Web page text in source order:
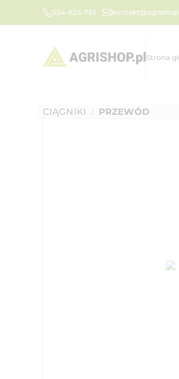
534-625-735
Strona
CIĄGNIKI / PRZEWÓD